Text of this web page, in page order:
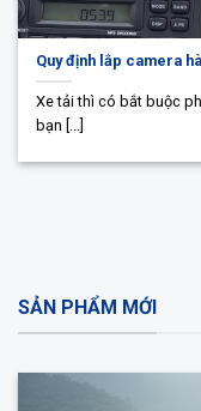
Quy định lắp camera
Xe tải thì có bắt buộc
bạn [...]
SẢN PHẨM MỚI